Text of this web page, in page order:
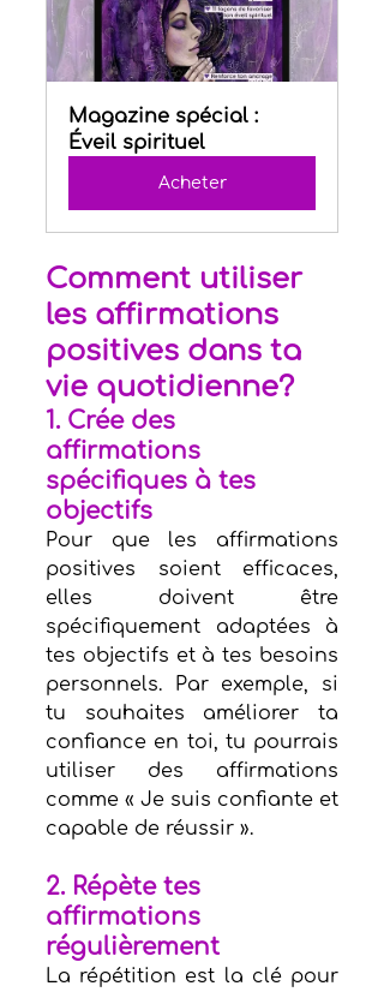
Magazine spécial :
Éveil spirituel
Acheter
Comment utiliser
les affirmations
positives dans ta
vie quotidienne?
1. Crée des
affirmations
spécifiques à tes
objectifs
Pour que les affirmations
positives soient efficaces,
elles doivent être
spécifiquement adaptées à
tes objectifs et à tes besoins
personnels. Par exemple, si
tu souhaites améliorer ta
confiance en toi, tu pourrais
utiliser des affirmations
comme « Je suis confiante et
capable de réussir ».
2. Répète tes
affirmations
régulièrement
La répétition est la clé pour